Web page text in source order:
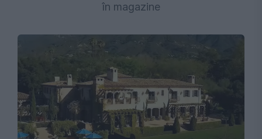
în magazine